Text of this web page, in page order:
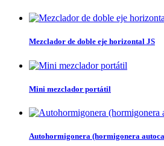
Mezclador de doble eje horizontal JS
Mini mezclador portátil
Autohormigonera (hormigonera